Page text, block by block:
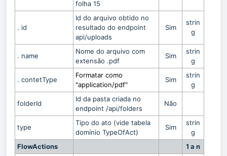
folha 15
. id
Id do arquivo obtido no
resultado do endpoint
api/uploads
Sim
strin
g
. name
Nome do arquivo com
extensão .pdf
Sim
strin
g
. contetType
Formatar como
"application/pdf"
Sim
strin
g
folderId
Id da pasta criada no
endpoint /api/folders
Não
type
Tipo do ato (vide tabela
domínio TypeOfAct)
Sim
strin
g
FlowActions
1 a n